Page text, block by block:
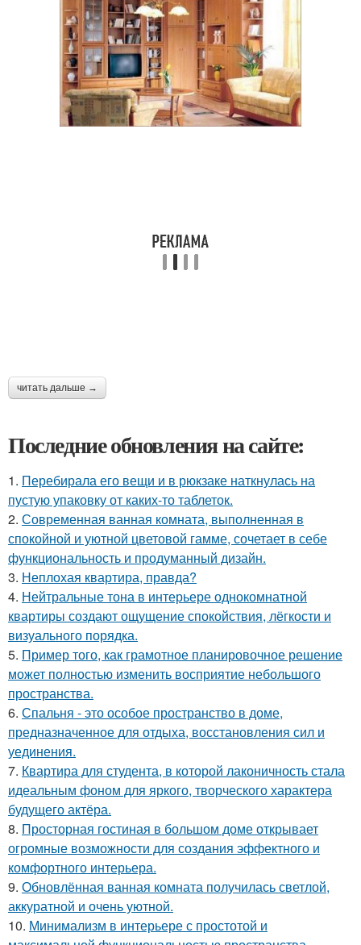
читать дальше →
Последние обновления на сайте:
1. Перебирала его вещи и в рюкзаке наткнулась на
пустую упаковку от каких-то таблеток.
2. Современная ванная комната, выполненная в
спокойной и уютной цветовой гамме, сочетает в себе
функциональность и продуманный дизайн.
3. Неплохая квартира, правда?
4. Нейтральные тона в интерьере однокомнатной
квартиры создают ощущение спокойствия, лёгкости и
визуального порядка.
5. Пример того, как грамотное планировочное решение
может полностью изменить восприятие небольшого
пространства.
6. Спальня - это особое пространство в доме,
предназначенное для отдыха, восстановления сил и
уединения.
7. Квартира для студента, в которой лаконичность стала
идеальным фоном для яркого, творческого характера
будущего актёра.
8. Просторная гостиная в большом доме открывает
огромные возможности для создания эффектного и
комфортного интерьера.
9. Обновлённая ванная комната получилась светлой,
аккуратной и очень уютной.
10. Минимализм в интерьере с простотой и